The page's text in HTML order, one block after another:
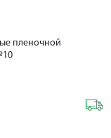
пленочной